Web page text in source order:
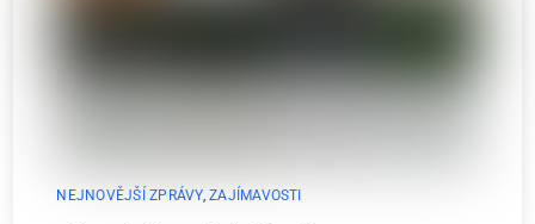
NEJNOVĚJŠÍ ZPRÁVY,ZAJÍMAVOSTI